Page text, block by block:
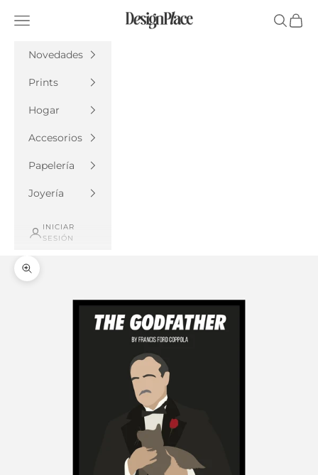
DesignPlace
Menú Buscar
Cesta
Novedades
Prints
Hogar
Accesorios
Papelería
Joyería
INICIAR
SESIÓN
Zoom